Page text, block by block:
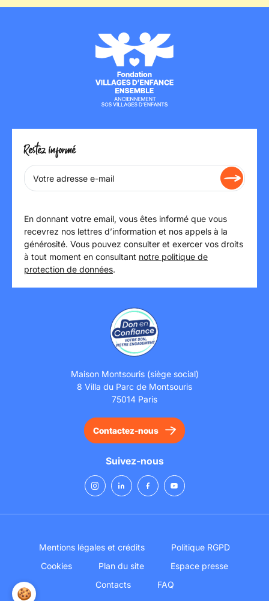
Restez informé
En donnant votre email, vous êtes informé que vous
recevrez nos lettres d’information et nos appels à la
générosité. Vous pouvez consulter et exercer vos droits
à tout moment en consultant notre politique de
protection de données.
Maison Montsouris (siège social)
8 Villa du Parc de Montsouris
75014 Paris
Contactez-nous
Suivez-nous
Mentions légales et crédits
Politique RGPD
Cookies
Plan du site
Espace presse
Contacts
FAQ
🍪